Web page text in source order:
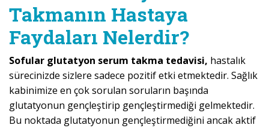
Takmanın Hastaya
Faydaları Nelerdir?
Sofular glutatyon serum takma tedavisi, hastalık
sürecinizde sizlere sadece pozitif etki etmektedir. Sağlık
kabinimize en çok sorulan soruların başında
glutatyonun gençleştirip gençleştirmediği gelmektedir.
Bu noktada glutatyonun gençleştirmediğini ancak aktif